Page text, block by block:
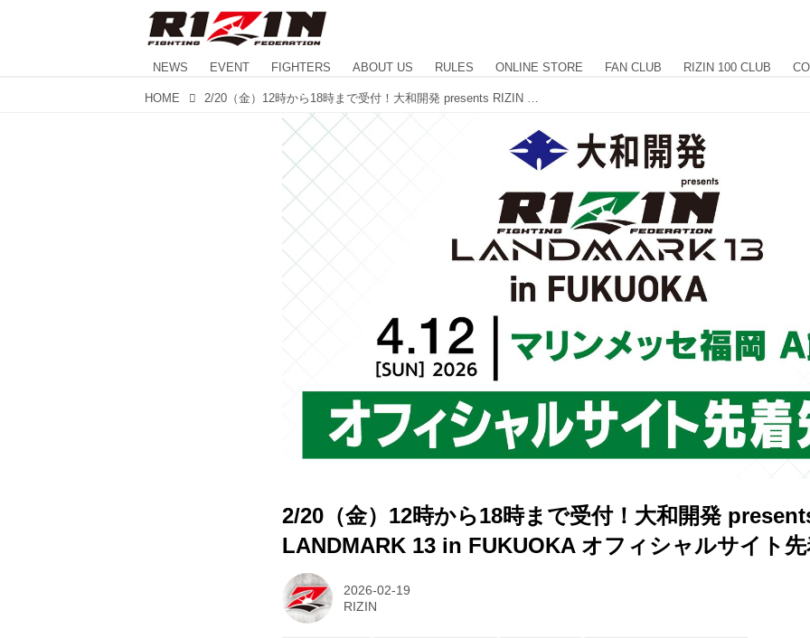
NEWS EVENT FIGHTERS ABOUT US RULES ONLINE STORE FAN CLUB RIZIN 100 CLUB
HOME
2/20（金）12時から18時まで受付！大和開発
LANDMARK 13 in FUKUOKA オフィシャルサイト
2026-02-19
RIZIN